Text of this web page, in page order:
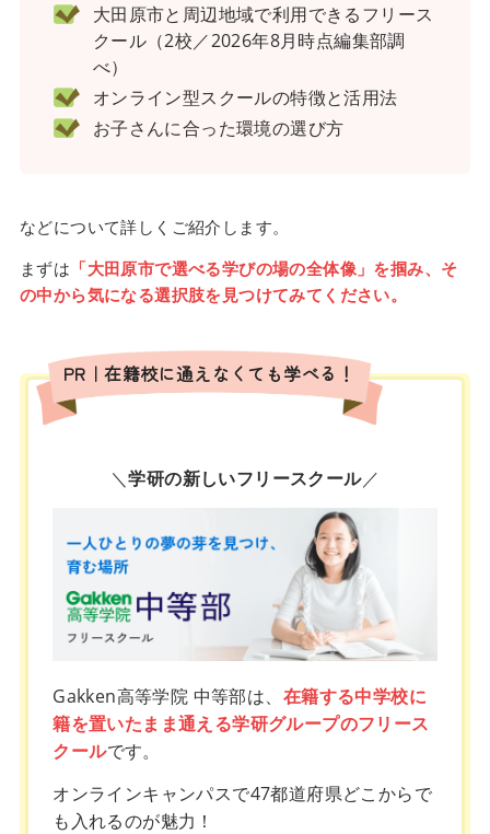
大田原市と周辺地域で利用できるフリース
クール（2校／2026年8月時点編集部調
べ）
オンライン型スクールの特徴と活用法
お子さんに合った環境の選び方
などについて詳しくご紹介します。
まずは 「大田原市で選べる学びの場の全体像」を掴み、そ
の中から気になる選択肢を見つけてみてください。
PR｜在籍校に通えなくても学べる！
＼学研の新しいフリースクール／
Gakken高等学院 中等部は、 在籍する中学校に
籍を置いたまま通える学研グループのフリース
クールです。
オンラインキャンパスで47都道府県どこからで
も入れるのが魅力！